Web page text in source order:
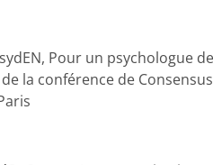
Pour un psychologue
la conférence de